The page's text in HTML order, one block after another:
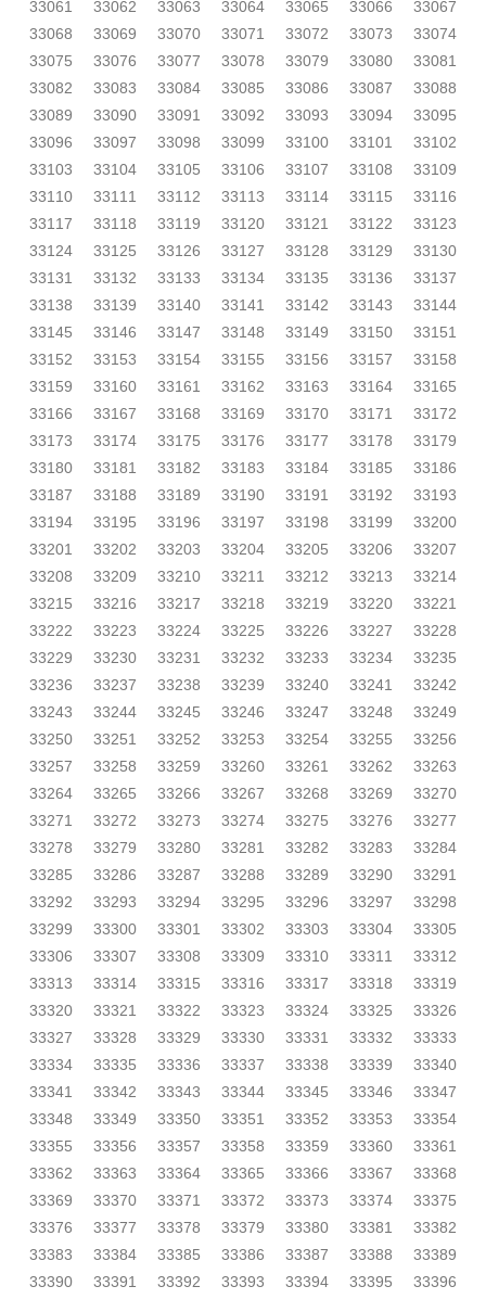
33061
33062 33063 33064 33065 33066
33067
33068
33069 33070 33071 33072 33073
33074
33075
33076 33077 33078 33079 33080
33081
33082
33083 33084 33085 33086 33087
33088
33089
33090 33091 33092 33093 33094
33095
33096
33097 33098 33099 33100 33101
33102
33103
33104 33105 33106 33107 33108
33109
33110
33111 33112 33113 33114 33115
33116
33117
33118 33119 33120 33121 33122
33123
33124
33125 33126 33127 33128 33129
33130
33131
33132 33133 33134 33135 33136
33137
33138
33139 33140 33141 33142 33143
33144
33145
33146 33147 33148 33149 33150
33151
33152
33153 33154 33155 33156 33157
33158
33159
33160 33161 33162 33163 33164
33165
33166
33167 33168 33169 33170 33171
33172
33173
33174 33175 33176 33177 33178
33179
33180
33181 33182 33183 33184 33185
33186
33187
33188 33189 33190 33191 33192
33193
33194
33195 33196 33197 33198 33199
33200
33201
33202 33203 33204 33205 33206
33207
33208
33209 33210 33211 33212 33213
33214
33215
33216 33217 33218 33219 33220
33221
33222
33223 33224 33225 33226 33227
33228
33229
33230 33231 33232 33233 33234
33235
33236
33237 33238 33239 33240 33241
33242
33243
33244 33245 33246 33247 33248
33249
33250
33251 33252 33253 33254 33255
33256
33257
33258 33259 33260 33261 33262
33263
33264
33265 33266 33267 33268 33269
33270
33271
33272 33273 33274 33275 33276
33277
33278
33279 33280 33281 33282 33283
33284
33285
33286 33287 33288 33289 33290
33291
33292
33293 33294 33295 33296 33297
33298
33299
33300 33301 33302 33303 33304
33305
33306
33307 33308 33309 33310 33311
33312
33313
33314 33315 33316 33317 33318
33319
33320
33321 33322 33323 33324 33325
33326
33327
33328 33329 33330 33331 33332
33333
33334
33335 33336 33337 33338 33339
33340
33341
33342 33343 33344 33345 33346
33347
33348
33349 33350 33351 33352 33353
33354
33355
33356 33357 33358 33359 33360
33361
33362
33363 33364 33365 33366 33367
33368
33369
33370 33371 33372 33373 33374
33375
33376
33377 33378 33379 33380 33381
33382
33383
33384 33385 33386 33387 33388
33389
33390
33391 33392 33393 33394 33395
33396